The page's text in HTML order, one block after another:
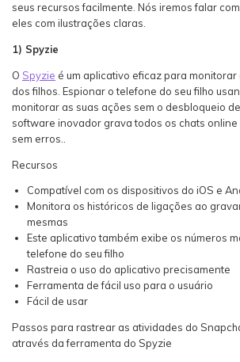
seus recursos facilmente. Nós iremos falar
eles com ilustrações claras.
1) Spyzie
O Spyzie é um aplicativo eficaz para
dos filhos. Espionar o telefone do seu filho
monitorar as suas ações sem o desbloqueio
software inovador grava todos os chats
sem erros..
Recursos
Compatível com os dispositivos do iOS e
Monitora os históricos de ligações ao
mesmas
Este aplicativo também exibe os números
telefone do seu filho
Rastreia o uso do aplicativo precisamente
Ferramenta de fácil uso para o usuário
Fácil de usar
Passos para rastrear as atividades do
através da ferramenta do Spyzie